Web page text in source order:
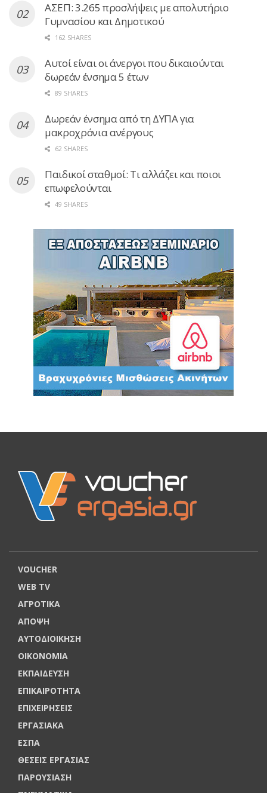
ΑΣΕΠ: 3.265 προσλήψεις με απολυτήριο
Γυμνασίου και Δημοτικού
162 SHARES
Αυτοί είναι οι άνεργοι που δικαιούνται
δωρεάν ένσημα 5 έτων
89 SHARES
Δωρεάν ένσημα από τη ΔΥΠΑ για
μακροχρόνια ανέργους
62 SHARES
Παιδικοί σταθμοί: Τι αλλάζει και ποιοι
επωφελούνται
49 SHARES
VOUCHER
WEB TV
ΑΓΡΟΤΙΚΑ
ΑΠΟΨΗ
ΑΥΤΟΔΙΟΙΚΗΣΗ
ΟΙΚΟΝΟΜΙΑ
ΕΚΠΑΙΔΕΥΣΗ
ΕΠΙΚΑΙΡΟΤΗΤΑ
ΕΠΙΧΕΙΡΗΣΕΙΣ
ΕΡΓΑΣΙΑΚΑ
ΕΣΠΑ
ΘΕΣΕΙΣ ΕΡΓΑΣΙΑΣ
ΠΑΡΟΥΣΙΑΣΗ